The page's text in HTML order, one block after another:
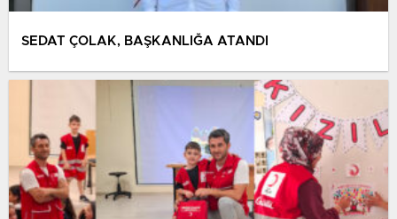
SEDAT ÇOLAK, BAŞKANLIĞA ATANDI